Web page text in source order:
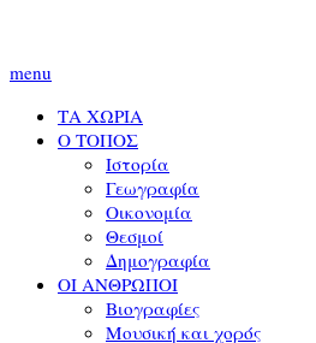
menu
ΤΑ ΧΩΡΙΑ
Ο ΤΟΠΟΣ
Ιστορία
Γεωγραφία
Οικονομία
Θεσμοί
Δημογραφία
ΟΙ ΑΝΘΡΩΠΟΙ
Βιογραφίες
Μουσική και χορός